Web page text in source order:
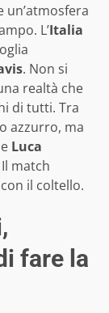
L’Italia
. Non si
realtà che
di tutti. Tra
azzurro, ma
e Luca
match
il coltello.
fare la